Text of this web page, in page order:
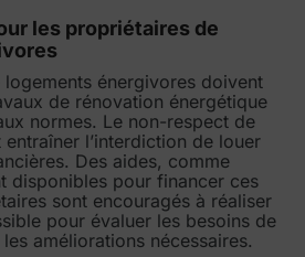
les propriétaires de
énergivores doivent
de rénovation énergétique
normes. Le non-respect de
l’interdiction de louer
Des aides, comme
disponibles pour financer ces
sont encouragés à réaliser
pour évaluer les besoins de
améliorations nécessaires.